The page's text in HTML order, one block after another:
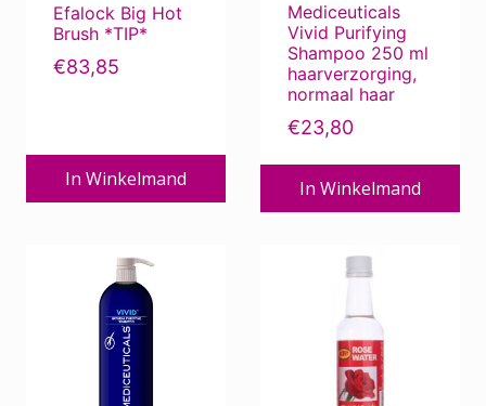
Efalock Big Hot
Brush *TIP*
€83,85
In Winkelmand
Mediceuticals
Vivid Purifying
Shampoo 250 ml
haarverzorging,
normaal haar
€23,80
In Winkelmand